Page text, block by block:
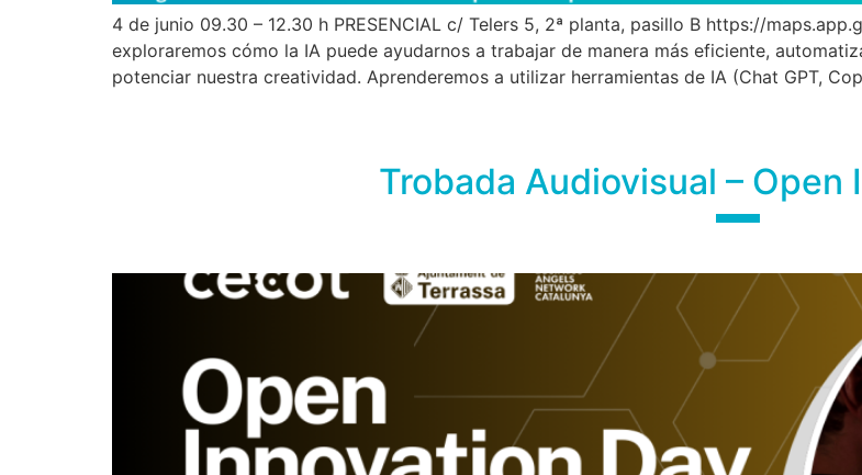
4 de junio 09.30 – 12.30 h PRESENCIAL c/ Telers 5, 2ª planta, pasillo B https://
exploraremos cómo la IA puede ayudarnos a trabajar de manera más eficiente,
potenciar nuestra creatividad. Aprenderemos a utilizar herramientas de IA (Chat GPT,
Trobada Audiovisual – Open